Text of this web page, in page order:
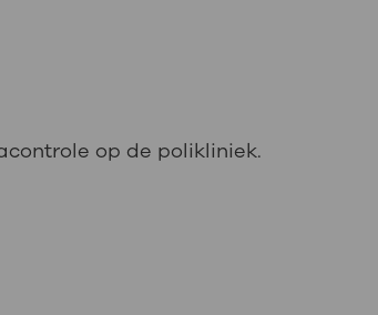
op de polikliniek.